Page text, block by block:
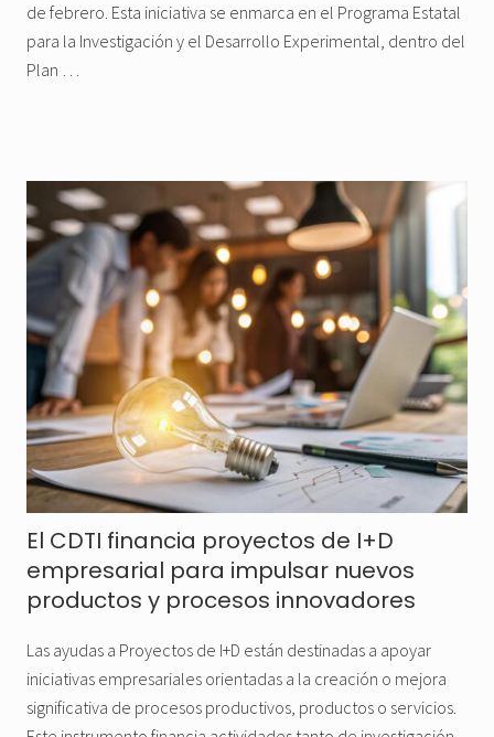
de febrero. Esta iniciativa se enmarca en el Programa Estatal
para la Investigación y el Desarrollo Experimental, dentro del
Plan …
El CDTI financia proyectos de I+D
empresarial para impulsar nuevos
productos y procesos innovadores
Las ayudas a Proyectos de I+D están destinadas a apoyar
iniciativas empresariales orientadas a la creación o mejora
significativa de procesos productivos, productos o servicios.